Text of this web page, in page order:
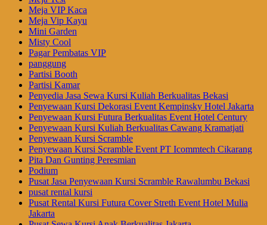
Meja VIP Kaca
Meja Vip Kayu
Mini Garden
Misty Cool
Pagar Pembatas VIP
panggung
Partisi Booth
Partisi Kamar
Penyedia Jasa Sewa Kursi Kuliah Berkualitas Bekasi
Penyewaan Kursi Dekorasi Event Kempinsky Hotel Jakarta
Penyewaan Kursi Futura Berkualitas Event Hotel Century
Penyewaan Kursi Kuliah Berkualitas Cawang Kramatjati
Penyewaan Kursi Scramble
Penyewaan Kursi Scramble Event PT Icommtech Cikarang
Pita Dan Gunting Peresmian
Podium
Pusat Jasa Penyewaan Kursi Scramble Rawalumbu Bekasi
pusat rental kursi
Pusat Rental Kursi Futura Cover Streth Event Hotel Mulia
Jakarta